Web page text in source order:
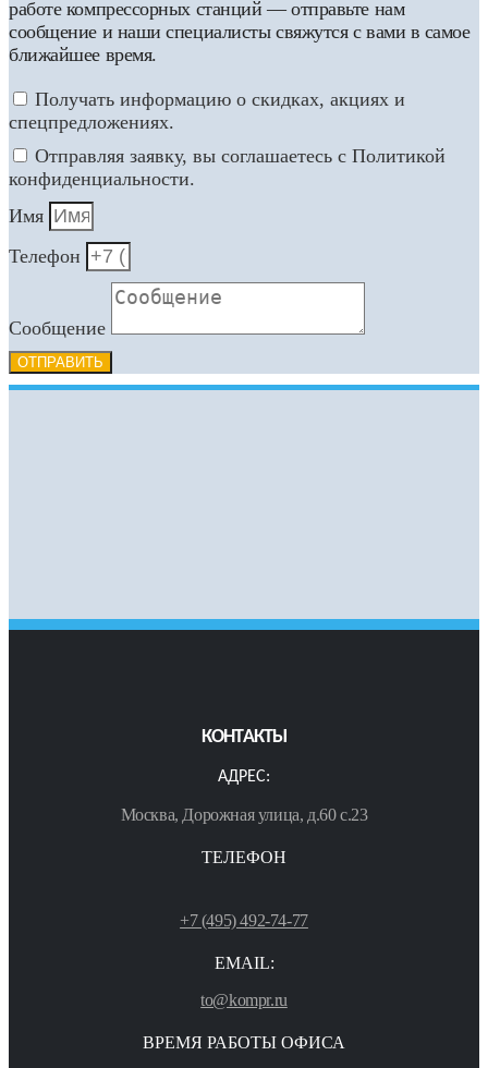
работе компрессорных станций — отправьте нам
сообщение и наши специалисты свяжутся с вами в самое
ближайшее время.
Получать информацию о скидках, акциях и
спецпредложениях.
Отправляя заявку, вы соглашаетесь с Политикой
конфиденциальности.
Имя
Телефон
Сообщение
ОТПРАВИТЬ
КОНТАКТЫ
АДРЕС:
Москва, Дорожная улица, д.60 с.23
ТЕЛЕФОН
+7 (495) 492-74-77
EMAIL:
to@kompr.ru
ВРЕМЯ РАБОТЫ ОФИСА